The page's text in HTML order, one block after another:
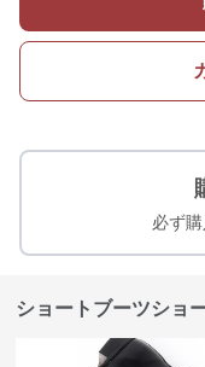
必ず
ショートブーツショ